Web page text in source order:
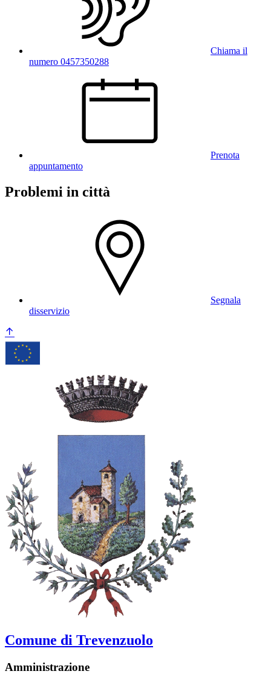
Chiama il
numero 0457350288
Prenota
appuntamento
Problemi in città
Segnala
disservizio
Comune di Trevenzuolo
Amministrazione